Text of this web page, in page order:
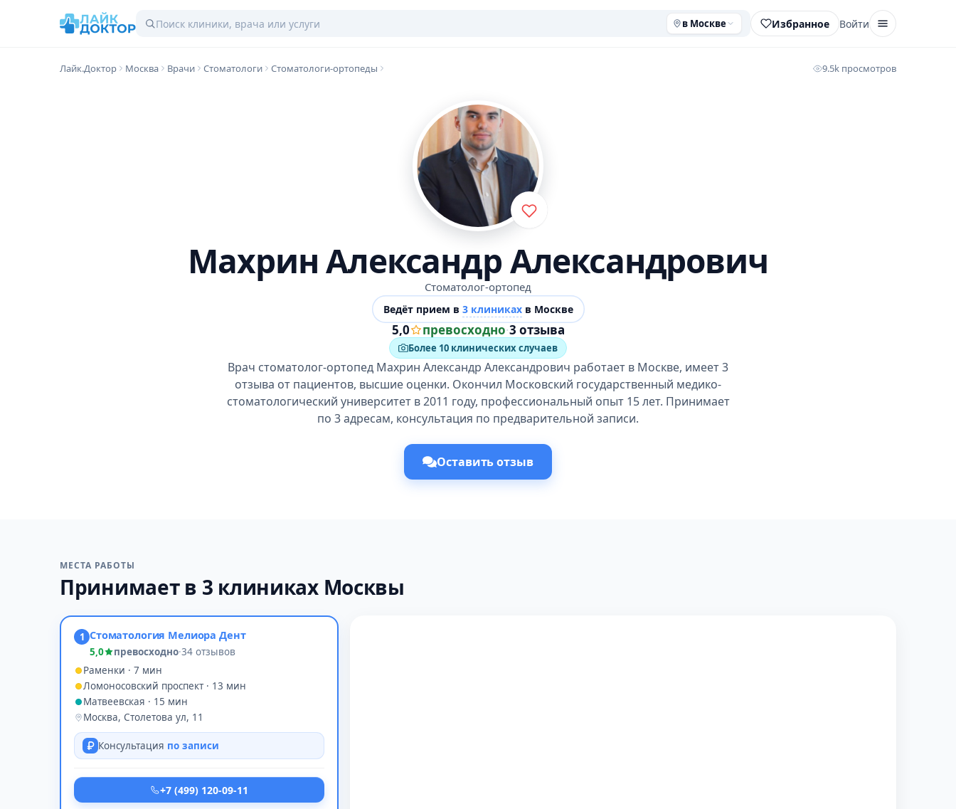
в Москве Избранное Войти
Лайк.Доктор Москва Врачи Стоматологи Стоматологи-ортопеды 9.5k просмотров
Махрин Александр Александрович
Стоматолог-ортопед
Ведёт прием в 3 клиникахв Москве
5,0 превосходно·3 отзыва
Более 10 клинических случаев
Врач стоматолог-ортопед Махрин Александр Александрович работает в Москве, имеет 3
отзыва от пациентов, высшие оценки. Окончил Московский государственный медико-
стоматологический университет в 2011 году, профессиональный опыт 15 лет. Принимает
по 3 адресам, консультация по предварительной записи.
Оставить отзыв
МЕСТА РАБОТЫ
Принимает в 3 клиниках Москвы
1 Стоматология Мелиора Дент
5,0 превосходно·34 отзывов
Раменки · 7 мин
Ломоносовский проспект · 13 мин
Матвеевская · 15 мин
Москва, Столетова ул, 11
Консультация по записи
+7 (499) 120-09-11